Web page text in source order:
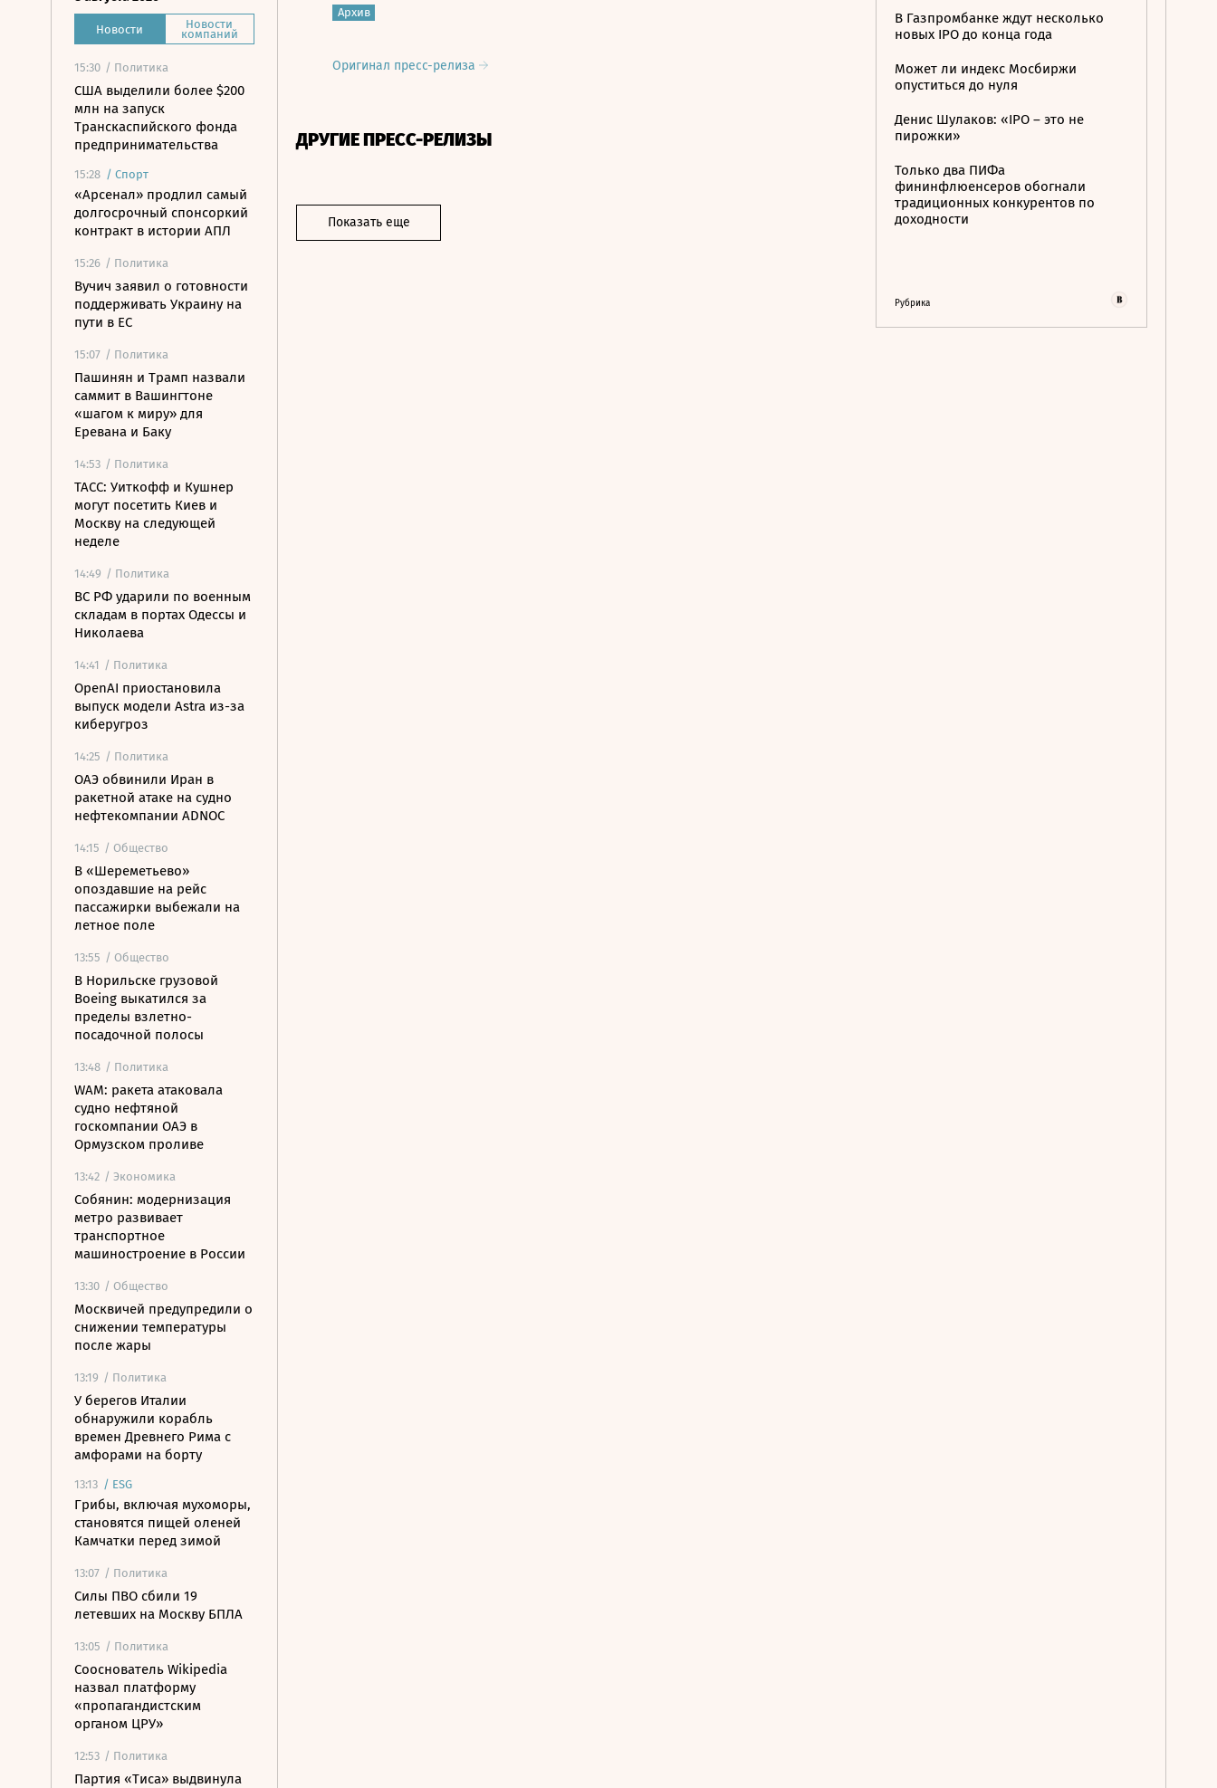
Новости Новости
компаний
15:30 / Политика
США выделили более $200
млн на запуск
Транскаспийского фонда
предпринимательства
15:28 / Спорт
«Арсенал» продлил самый
долгосрочный спонсоркий
контракт в истории АПЛ
15:26 / Политика
Вучич заявил о готовности
поддерживать Украину на
пути в ЕС
15:07 / Политика
Пашинян и Трамп назвали
саммит в Вашингтоне
«шагом к миру» для
Еревана и Баку
14:53 / Политика
ТАСС: Уиткофф и Кушнер
могут посетить Киев и
Москву на следующей
неделе
14:49 / Политика
ВС РФ ударили по военным
складам в портах Одессы и
Николаева
14:41 / Политика
OpenAI приостановила
выпуск модели Astra из-за
киберугроз
14:25 / Политика
ОАЭ обвинили Иран в
ракетной атаке на судно
нефтекомпании ADNOC
14:15 / Общество
В «Шереметьево»
опоздавшие на рейс
пассажирки выбежали на
летное поле
13:55 / Общество
В Норильске грузовой
Boeing выкатился за
пределы взлетно-
посадочной полосы
13:48 / Политика
WAM: ракета атаковала
судно нефтяной
госкомпании ОАЭ в
Ормузском проливе
13:42 / Экономика
Собянин: модернизация
метро развивает
транспортное
машиностроение в России
13:30 / Общество
Москвичей предупредили о
снижении температуры
после жары
13:19 / Политика
У берегов Италии
обнаружили корабль
времен Древнего Рима с
амфорами на борту
13:13 / ESG
Грибы, включая мухоморы,
становятся пищей оленей
Камчатки перед зимой
13:07 / Политика
Силы ПВО сбили 19
летевших на Москву БПЛА
13:05 / Политика
Сооснователь Wikipedia
назвал платформу
«пропагандистским
органом ЦРУ»
12:53 / Политика
Партия «Тиса» выдвинула
Архив
Оригинал пресс-релиза
ДРУГИЕ ПРЕСС-РЕЛИЗЫ
Показать еще
В Газпромбанке ждут несколько
новых IPO до конца года
Может ли индекс Мосбиржи
опуститься до нуля
Денис Шулаков: «IPO – это не
пирожки»
Только два ПИФа
фининфлюенсеров обогнали
традиционных конкурентов по
доходности
Рубрика